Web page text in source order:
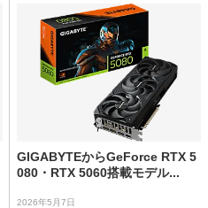
GIGABYTEからGeForce RTX 5
080・RTX 5060搭載モデル...
2026年5月7日